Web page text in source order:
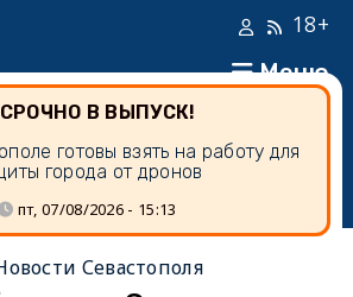
Меню
18+
СРОЧНО В ВЫПУСК!
готовы взять на работу для
города от дронов
пт, 07/08/2026 - 15:13
Севастополя